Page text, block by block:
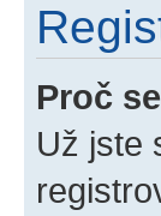
Proč
Už jste